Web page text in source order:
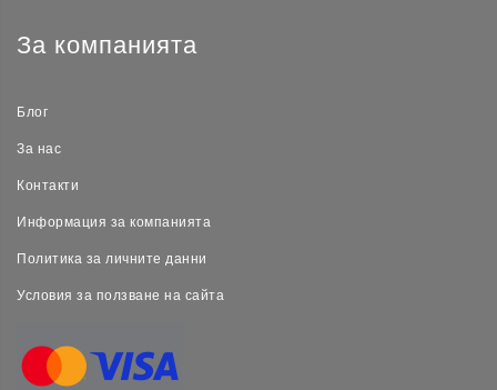
За компанията
Блог
За нас
Контакти
Информация за компанията
Политика за личните данни
Условия за ползване на сайта